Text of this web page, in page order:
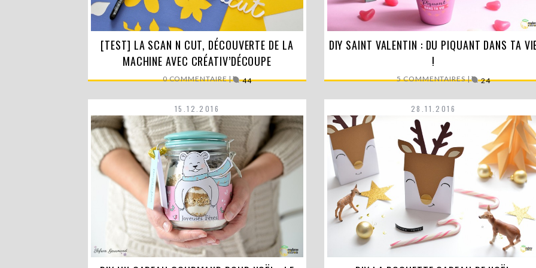
Aujourd’hui, j’ai testé pour vous une machine de
découpe révolutionnaire,…
LIRE LA SUITE
[TEST] LA SCAN N CUT, DÉCOUVERTE DE LA
MACHINE AVEC CRÉATIV’DÉCOUPE
0 COMMENTAIRE | 44
Ici, on ne rate jamais une occasion pour sortir
son…
LIRE LA SUITE
DIY SAINT VALENTIN : DU PIQUANT DANS TA
!
5 COMMENTAIRES | 24
15.12.2016 28.11.2016